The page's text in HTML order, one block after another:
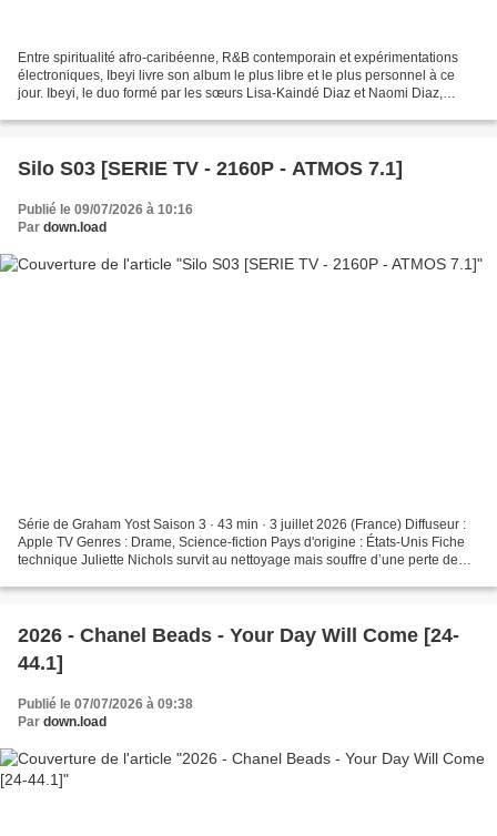
Entre spiritualité afro-caribéenne, R&B contemporain et expérimentations
électroniques, Ibeyi livre son album le plus libre et le plus personnel à ce
jour. Ibeyi, le duo formé par les sœurs Lisa-Kaindé Diaz et Naomi Diaz,
Silo S03 [SERIE TV - 2160P - ATMOS 7.1]
Publié le 09/07/2026 à 10:16
Par down.load
Série de Graham Yost Saison 3 · 43 min · 3 juillet 2026 (France) Diffuseur :
Apple TV Genres : Drame, Science-fiction Pays d'origine : États-Unis Fiche
technique Juliette Nichols survit au nettoyage mais souffre d’une perte de
2026 - Chanel Beads - Your Day Will Come [24-
44.1]
Publié le 07/07/2026 à 09:38
Par down.load